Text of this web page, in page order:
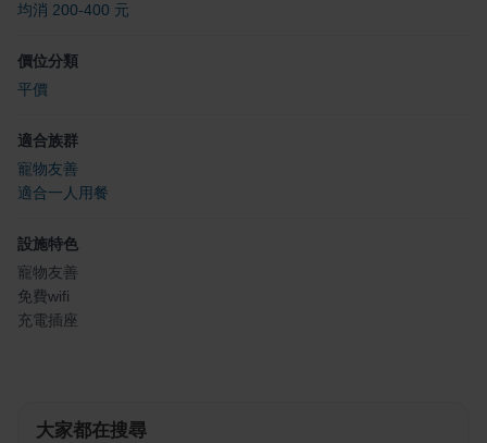
均消 200-400 元
價位分類
平價
適合族群
寵物友善
適合一人用餐
設施特色
寵物友善
免費wifi
充電插座
大家都在搜尋